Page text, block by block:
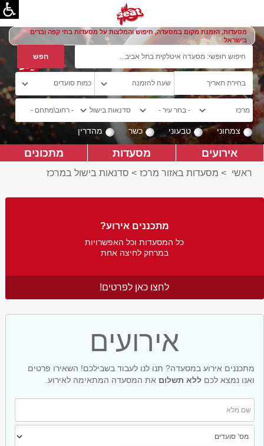
מסעדות, הזמנת מקום במסעדה, חיפוש והמלצות על מסעדות בתי קפה וברים
בישראל
צמחוני טבעוני כשר מהדרין
אירועים מסעדות מתכונים
ראשי > מסעדות באזור מרכז > סדנאות בישול במרכז
מתכננים אירוע?
כל המסעדות וכל האפשרויות
במרחק לחיצה אחת
לחצו כאן לפרטים!
אירועים
מתכננים אירוע במסעדה? תנו לנו לעבוד בשבילכם! השאירו פרטים
ואנו נמצא לכם ללא תשלום את המסעדה המתאימה לאירוע.